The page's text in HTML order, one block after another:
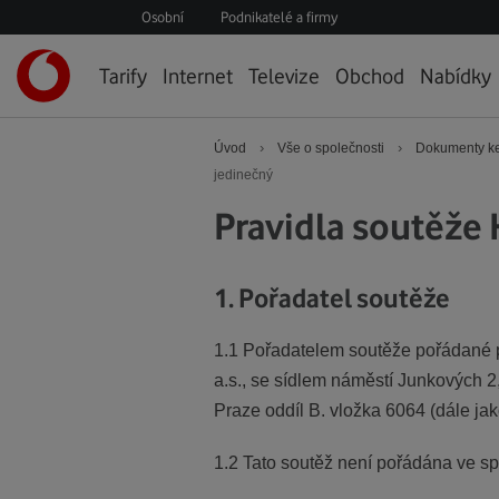
Osobní Podnikatelé a firmy
stránkaTarify Internet Televize Obchod Nabídky
Úvod › Vše o společnosti ›
Dokumenty
jedinečný
Pravidla soutěže
1. Pořadatel soutěže
1.1 Pořadatelem soutěže pořádané
a.s., se sídlem náměstí Junkových
Praze oddíl B. vložka 6064 (dále
1.2 Tato soutěž není pořádána ve